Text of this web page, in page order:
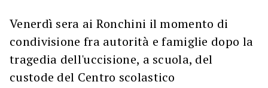
Venerdì sera ai Ronchini il momento di
condivisione fra autorità e famiglie dopo la
tragedia dell'uccisione, a scuola, del
custode del Centro scolastico